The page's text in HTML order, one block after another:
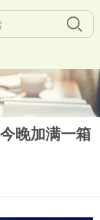
晚加满一箱